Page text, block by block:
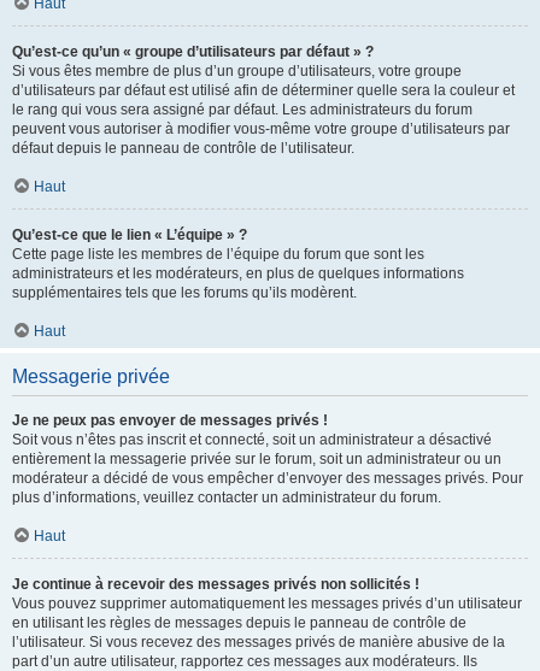
Haut
Qu’est-ce qu’un « groupe d’utilisateurs par défaut » ?
Si vous êtes membre de plus d’un groupe d’utilisateurs, votre groupe
d’utilisateurs par défaut est utilisé afin de déterminer quelle sera la couleur et
le rang qui vous sera assigné par défaut. Les administrateurs du forum
peuvent vous autoriser à modifier vous-même votre groupe d’utilisateurs par
défaut depuis le panneau de contrôle de l’utilisateur.
Haut
Qu’est-ce que le lien « L’équipe » ?
Cette page liste les membres de l’équipe du forum que sont les
administrateurs et les modérateurs, en plus de quelques informations
supplémentaires tels que les forums qu’ils modèrent.
Haut
Messagerie privée
Je ne peux pas envoyer de messages privés !
Soit vous n’êtes pas inscrit et connecté, soit un administrateur a désactivé
entièrement la messagerie privée sur le forum, soit un administrateur ou un
modérateur a décidé de vous empêcher d’envoyer des messages privés. Pour
plus d’informations, veuillez contacter un administrateur du forum.
Haut
Je continue à recevoir des messages privés non sollicités !
Vous pouvez supprimer automatiquement les messages privés d’un utilisateur
en utilisant les règles de messages depuis le panneau de contrôle de
l’utilisateur. Si vous recevez des messages privés de manière abusive de la
part d’un autre utilisateur, rapportez ces messages aux modérateurs. Ils